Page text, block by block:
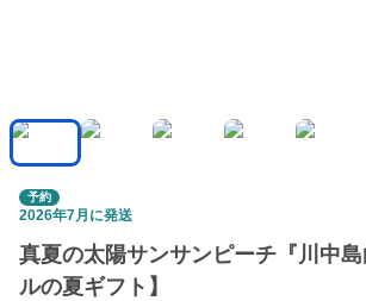
予約
2026年7月に発送
真夏の太陽サンサンピーチ『川中
ルの夏ギフト】